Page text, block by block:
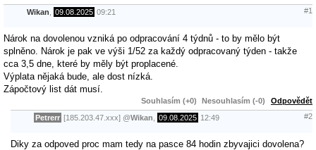
Wikan 09.08.2025 09:21 #1
Nárok na dovolenou vzniká po odpracování 4 týdnů - to by mělo být
splněno. Nárok je pak ve výši 1/52 za každý odpracovaný týden - takže
cca 3,5 dne, které by měly být proplacené.
Výplata nějaká bude, ale dost nízká.
Zápočtový list dát musí.
Souhlasím (+0) Nesouhlasím (-0) Odpovědět
Petrerr [185.203.47.xxx] @Wikan 09.08.2025 12:49 #2
Diky za odpoved proc mam tedy na pasce 84 hodin zbyvajici dovolena?